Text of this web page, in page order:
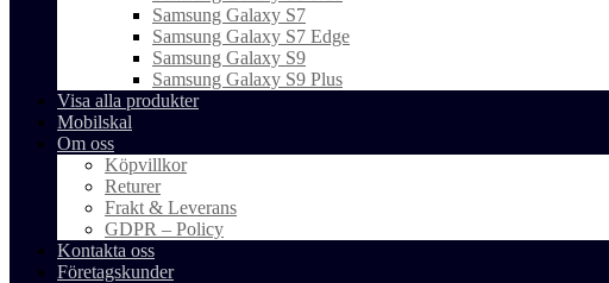
Samsung Galaxy S7
Samsung Galaxy S7 Edge
Samsung Galaxy S9
Samsung Galaxy S9 Plus
Visa alla produkter
Mobilskal
Om oss
Köpvillkor
Returer
Frakt & Leverans
GDPR – Policy
Kontakta oss
Företagskunder